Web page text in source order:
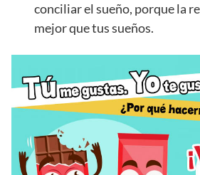
conciliar el sueño, porque la
mejor que tus sueños.